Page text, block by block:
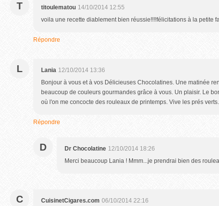
T titoulematou 14/10/2014 12:55
voila une recette diablement bien réussie!!!!félicitations à la petite
Répondre
L Lania 12/10/2014 13:36
Bonjour à vous et à vos Délicieuses Chocolatines. Une matinée
beaucoup de couleurs gourmandes grâce à vous. Un plaisir. Le
où l'on me concocte des rouleaux de printemps. Vive les prés
Répondre
D Dr Chocolatine 12/10/2014 18:26
Merci beaucoup Lania ! Mmm...je prendrai bien des
C CuisinetCigares.com 06/10/2014 22:16